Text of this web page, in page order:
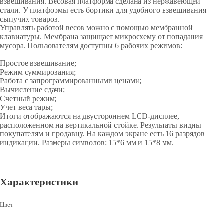
стали. У платформы есть бортики для удобного взвешивания
сыпучих товаров.
Управлять работой весов можно с помощью мембранной
клавиатуры. Мембрана защищает микросхему от попадания
мусора. Пользователям доступны 6 рабочих режимов:
Простое взвешивание;
Режим суммирования;
Работа с запрограммированными ценами;
Вычисление сдачи;
Счетный режим;
Учет веса тары;
Итоги отображаются на двустороннем LCD-дисплее,
расположенном на вертикальной стойке. Результаты видны
покупателям и продавцу. На каждом экране есть 16 разрядов
индикации. Размеры символов: 15*6 мм и 15*8 мм.
Характеристики
Цвет